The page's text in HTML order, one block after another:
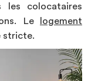
les colocataires
Le
logement
stricte.